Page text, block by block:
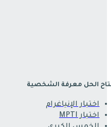
الحل معرفة الشخصية
اختبار الإنياغرام
اختبار MPTI